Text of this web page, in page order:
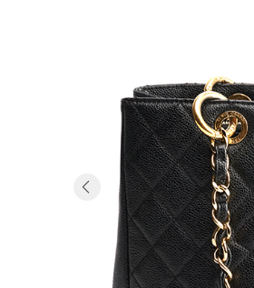
Previous